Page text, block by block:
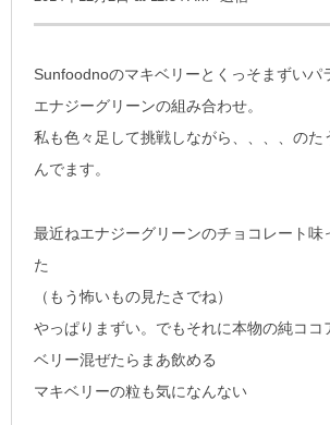
Sunfoodnoのマキベリーとくっそまずいパ
エナジーグリーンの組み合わせ。
私も色々足して挑戦しながら、、、、のた
んでます。
最近ねエナジーグリーンのチョコレート味
た
（もう怖いもの見たさでね）
やっぱりまずい。でもそれに本物の純ココ
ベリー混ぜたらまあ飲める
マキベリーの粒も気になんない